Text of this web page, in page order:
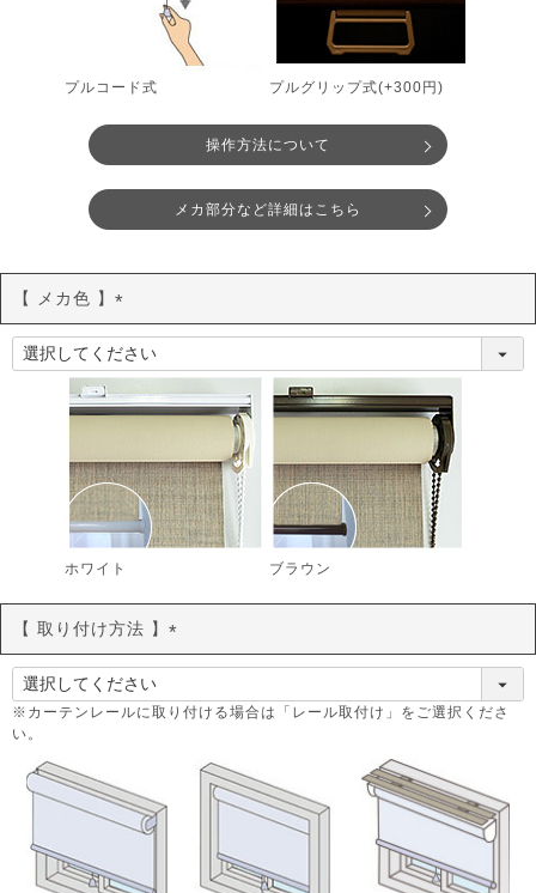
プルコード式 プルグリップ式(+300円)
操作方法について
メカ部分など詳細はこちら
【 メカ色 】
(
必
須
)
ホワイト ブラウン
【 取り付け方法 】
(
須
※カーテンレールに取り付ける場合は「レール取付け」をご選択くださ
い。